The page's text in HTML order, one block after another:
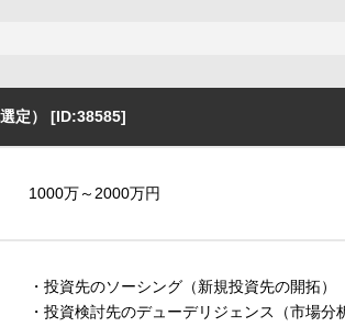
定） [ID:38585]
1000万～2000万円
・投資先のソーシング（新規投資先の開拓）
・投資検討先のデューデリジェンス（市場分